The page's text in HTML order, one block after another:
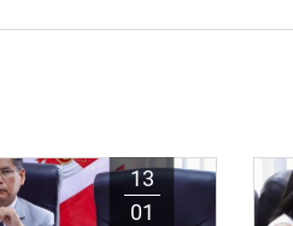
13
01